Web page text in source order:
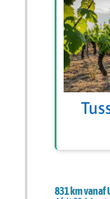
831 km vanaf